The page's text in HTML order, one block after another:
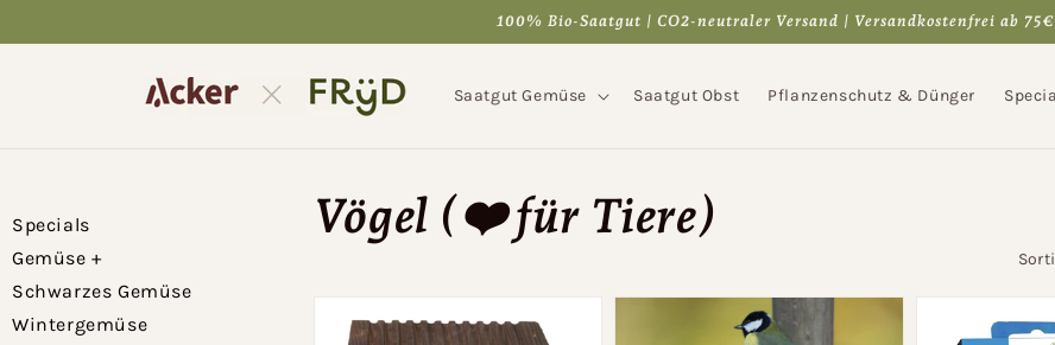
Inhalt
100% Bio-Saatgut | CO2-neutraler Versand | Versandkostenfrei ab 75€
Saatgut Gemüse Saatgut Obst Pflanzenschutz & Dünger
Specials
Gemüse+
Schwarzes Gemüse
Wintergemüse
Vögel (❤️ für Tiere)